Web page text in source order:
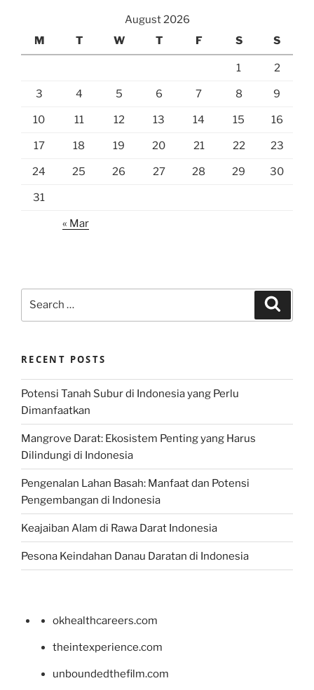
August 2026
M
T W T F S S
1 2
3 4 5 6 7 8 9
10 11 12 13 14 15 16
17 18 19 20 21 22 23
24 25 26 27 28 29 30
31
« Mar
RECENT POSTS
Potensi Tanah Subur di Indonesia yang Perlu
Dimanfaatkan
Mangrove Darat: Ekosistem Penting yang Harus
Dilindungi di Indonesia
Pengenalan Lahan Basah: Manfaat dan Potensi
Pengembangan di Indonesia
Keajaiban Alam di Rawa Darat Indonesia
Pesona Keindahan Danau Daratan di Indonesia
okhealthcareers.com
theintexperience.com
unboundedthefilm.com